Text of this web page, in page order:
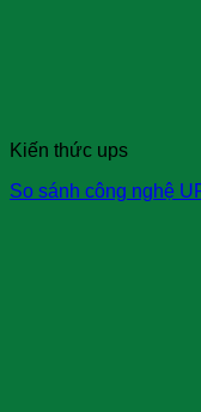
Kiến thức ups
So sánh công nghệ